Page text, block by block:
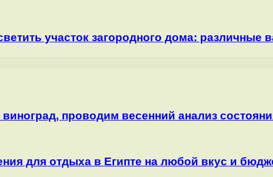
участок загородного дома:
проводим весенний анализ
для отдыха в Египте на любой вкус и